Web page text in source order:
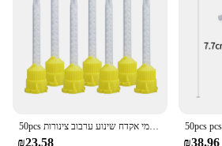
50pcs שיניים ערבוב טיפים הפנוי סיליקון גומי ערבוב ראש רפואת שיניים חומרים סיליקון גומי אקדח שינוע ערבוב צינורות
₪23.58 ₪38.96